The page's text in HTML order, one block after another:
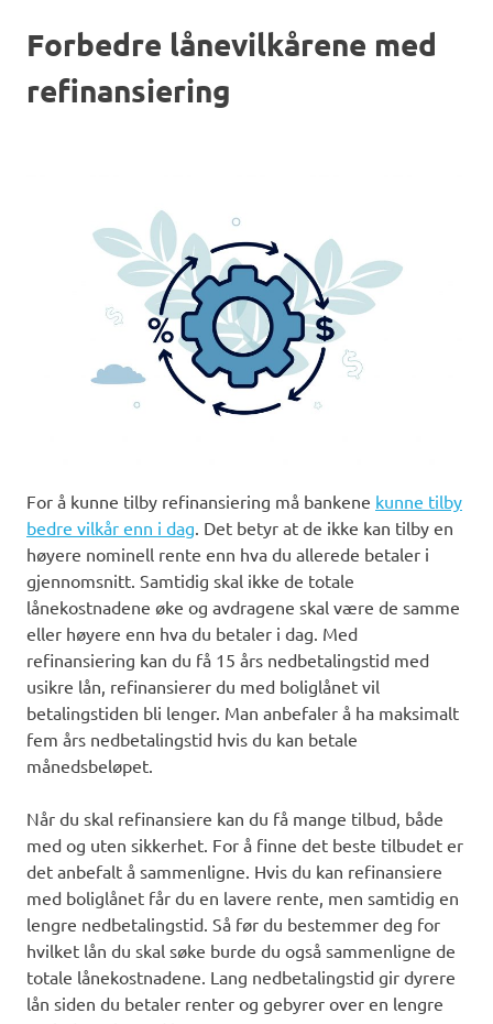
Forbedre lånevilkårene med
refinansiering
For å kunne tilby refinansiering må bankene kunne tilby
bedre vilkår enn i dag. Det betyr at de ikke kan tilby en
høyere nominell rente enn hva du allerede betaler i
gjennomsnitt. Samtidig skal ikke de totale
lånekostnadene øke og avdragene skal være de samme
eller høyere enn hva du betaler i dag. Med
refinansiering kan du få 15 års nedbetalingstid med
usikre lån, refinansierer du med boliglånet vil
betalingstiden bli lenger. Man anbefaler å ha maksimalt
fem års nedbetalingstid hvis du kan betale
månedsbeløpet.
Når du skal refinansiere kan du få mange tilbud, både
med og uten sikkerhet. For å finne det beste tilbudet er
det anbefalt å sammenligne. Hvis du kan refinansiere
med boliglånet får du en lavere rente, men samtidig en
lengre nedbetalingstid. Så før du bestemmer deg for
hvilket lån du skal søke burde du også sammenligne de
totale lånekostnadene. Lang nedbetalingstid gir dyrere
lån siden du betaler renter og gebyrer over en lengre